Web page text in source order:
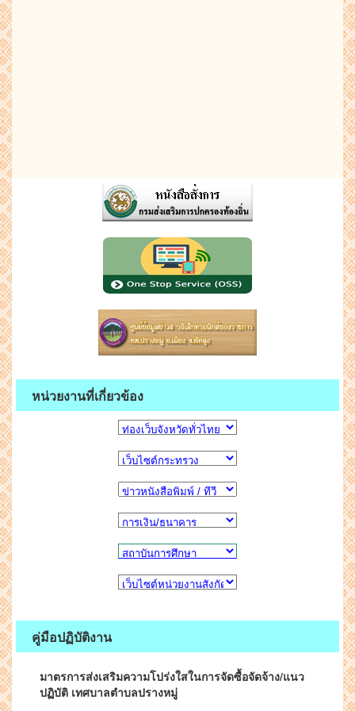
หน่วยงานที่เกี่ยวข้อง
คู่มือปฏิบัติงาน
มาตรการส่งเสริมความโปร่งใสในการจัดซื้อจัดจ้าง/แนว
ปฏิบัติ เทศบาลตำบลปรางหมู่